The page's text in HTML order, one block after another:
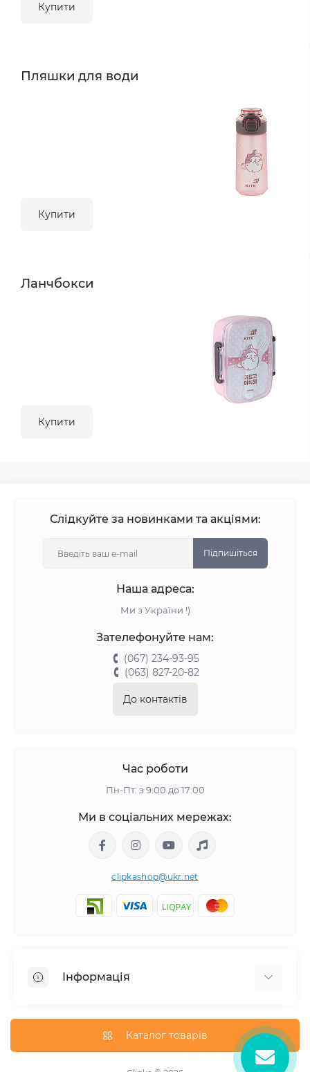
Купити
Пляшки для води
Купити
Ланчбокси
Купити
Слідкуйте за новинками та акціями:
Підпишіться
Наша адреса:
Ми з України !)
Зателефонуйте нам:
(067) 234-93-95
(063) 827-20-82
До контактів
Час роботи
Пн-Пт: з 9:00 до 17:00
Ми в соціальних мережах:
clipkashop@ukr.net
Інформація
Контакти
Каталог товарів